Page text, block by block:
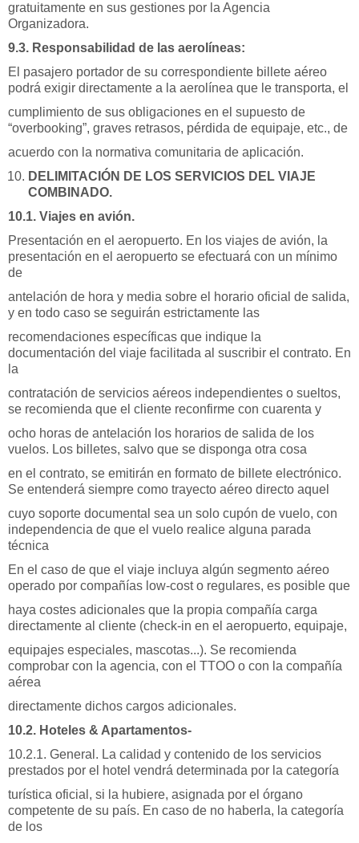
gratuitamente en sus gestiones por la Agencia
Organizadora.
9.3. Responsabilidad de las aerolíneas:
El pasajero portador de su correspondiente billete aéreo
podrá exigir directamente a la aerolínea que le transporta, el
cumplimiento de sus obligaciones en el supuesto de
“overbooking”, graves retrasos, pérdida de equipaje, etc., de
acuerdo con la normativa comunitaria de aplicación.
DELIMITACIÓN DE LOS SERVICIOS DEL VIAJE
COMBINADO.
10.1. Viajes en avión.
Presentación en el aeropuerto. En los viajes de avión, la
presentación en el aeropuerto se efectuará con un mínimo
de
antelación de hora y media sobre el horario oficial de salida,
y en todo caso se seguirán estrictamente las
recomendaciones específicas que indique la
documentación del viaje facilitada al suscribir el contrato. En
la
contratación de servicios aéreos independientes o sueltos,
se recomienda que el cliente reconfirme con cuarenta y
ocho horas de antelación los horarios de salida de los
vuelos. Los billetes, salvo que se disponga otra cosa
en el contrato, se emitirán en formato de billete electrónico.
Se entenderá siempre como trayecto aéreo directo aquel
cuyo soporte documental sea un solo cupón de vuelo, con
independencia de que el vuelo realice alguna parada
técnica
En el caso de que el viaje incluya algún segmento aéreo
operado por compañías low-cost o regulares, es posible que
haya costes adicionales que la propia compañía carga
directamente al cliente (check-in en el aeropuerto, equipaje,
equipajes especiales, mascotas...). Se recomienda
comprobar con la agencia, con el TTOO o con la compañía
aérea
directamente dichos cargos adicionales.
10.2. Hoteles & Apartamentos-
10.2.1. General. La calidad y contenido de los servicios
prestados por el hotel vendrá determinada por la categoría
turística oficial, si la hubiere, asignada por el órgano
competente de su país. En caso de no haberla, la categoría
de los